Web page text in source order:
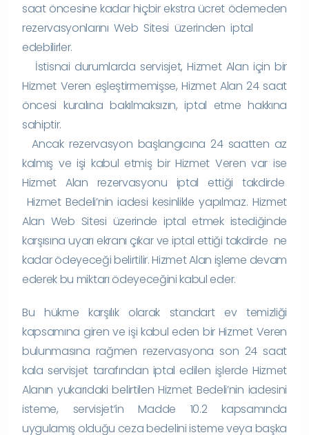
saat öncesine kadar hiçbir ekstra ücret ödemeden
rezervasyonlarını Web Sitesi üzerinden iptal
edebilirler.
İstisnai durumlarda servisjet, Hizmet Alan için bir
Hizmet Veren eşleştirmemişse, Hizmet Alan 24 saat
öncesi kuralına bakılmaksızın, iptal etme hakkına
sahiptir.
Ancak rezervasyon başlangıcına 24 saatten az
kalmış ve işi kabul etmiş bir Hizmet Veren var ise
Hizmet Alan rezervasyonu iptal ettiği takdirde
Hizmet Bedeli’nin iadesi kesinlikle yapılmaz. Hizmet
Alan Web Sitesi üzerinde iptal etmek istediğinde
karşısına uyarı ekranı çıkar ve iptal ettiği takdirde ne
kadar ödeyeceği belirtilir. Hizmet Alan işleme devam
ederek bu miktarı ödeyeceğini kabul eder.
Bu hükme karşılık olarak standart ev temizliği
kapsamına giren ve işi kabul eden bir Hizmet Veren
bulunmasına rağmen rezervasyona son 24 saat
kala servisjet tarafından iptal edilen işlerde Hizmet
Alanın yukarıdaki belirtilen Hizmet Bedeli’nin iadesini
isteme, servisjet’in Madde 10.2 kapsamında
uygulamış olduğu ceza bedelini isteme veya başka